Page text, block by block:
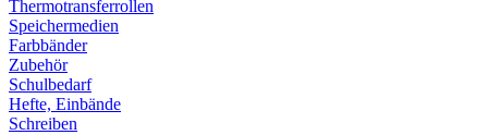
Thermotransferrollen
Speichermedien
Farbbänder
Zubehör
Schulbedarf
Hefte, Einbände
Schreiben